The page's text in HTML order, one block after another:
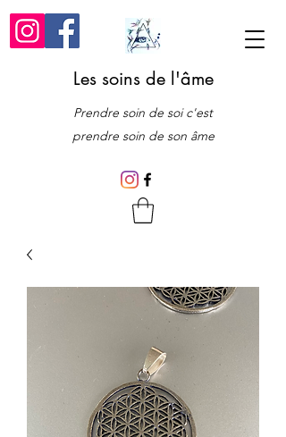
Les soins de l'âme
Prendre soin de soi c'est
prendre soin de son âme